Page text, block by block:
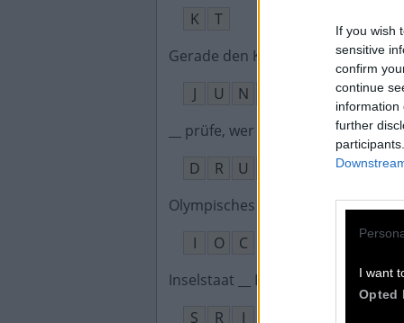
If you wish
sensitive
confirm
continue
information
further
I want
Opted
K
T
Gerade den Kinderschuhen
J
U N
__ prüfe, wer sich ewig bindet,
D
R U
Olympisches Komitee
I
O
C
Inselstaat __ Lanka südöstlich von
S
R
I